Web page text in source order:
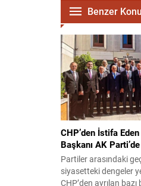
Benzer
CHP’den İstifa
Başkanı AK Parti’de
Partiler arasındaki
siyasetteki dengeler
CHP’den ayrılan